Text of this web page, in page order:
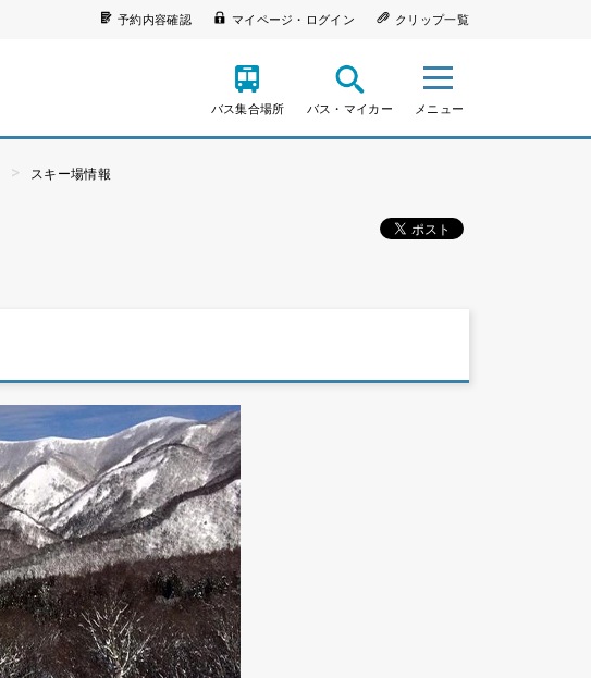
予約内容確認 マイページ・ログイン クリップ一覧
バス集合場所 バス・マイカー メニュー
スキー場情報